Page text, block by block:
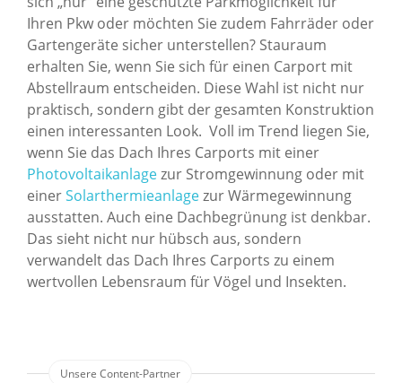
Ihren Pkw oder möchten Sie zudem Fahrräder oder
Gartengeräte sicher unterstellen? Stauraum
erhalten Sie, wenn Sie sich für einen Carport mit
Abstellraum entscheiden. Diese Wahl ist nicht nur
praktisch, sondern gibt der gesamten Konstruktion
einen interessanten Look. Voll im Trend liegen Sie,
wenn Sie das Dach Ihres Carports mit einer
Photovoltaikanlagezur Stromgewinnung oder mit
einerSolarthermieanlagezur Wärmegewinnung
ausstatten. Auch eine Dachbegrünung ist denkbar.
Das sieht nicht nur hübsch aus, sondern
verwandelt das Dach Ihres Carports zu einem
wertvollen Lebensraum für Vögel und Insekten.